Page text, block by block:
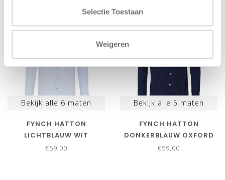
Selectie Toestaan
Weigeren
NIEUW
Bekijk alle 6 maten
FYNCH HATTON
LICHTBLAUW WIT
OXFORD STREEPJE
€59,00
Bekijk alle 5 maten
FYNCH HATTON
DONKERBLAUW OXFORD
BUTTON DOWN
€59,00